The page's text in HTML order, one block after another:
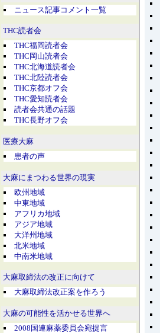
ニュース記事コメント一覧
THC読者会
THC福岡読者会
THC岡山読者会
THC北海道読者会
THC北陸読者会
THC京都オフ会
THC愛知読者会
読者会共通の話題
THC長野オフ会
医療大麻
患者の声
大麻にまつわる世界の現実
欧州地域
中東地域
アフリカ地域
アジア地域
大洋州地域
北米地域
中南米地域
大麻取締法の改正に向けて
大麻取締法改正案を作ろう
大麻の可能性を活かせる世界へ
2008国連麻薬委員会宛提言